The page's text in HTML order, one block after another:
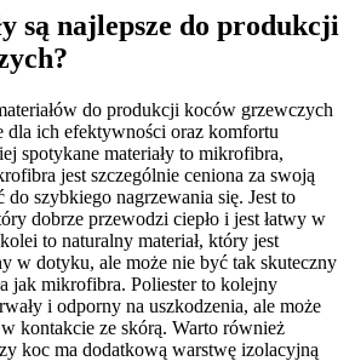
są najlepsze do produkcji
do produkcji koców grzewczych
dla ich efektywności oraz komfortu
spotykane materiały to mikrofibra,
jest szczególnie ceniona za swoją
do szybkiego nagrzewania się. Jest to
dobrze przewodzi ciepło i jest łatwy w
to naturalny materiał, który jest
w dotyku, ale może nie być tak skuteczny
jak mikrofibra. Poliester to kolejny
i odporny na uszkodzenia, ale może
kontakcie ze skórą. Warto również
koc ma dodatkową warstwę izolacyjną